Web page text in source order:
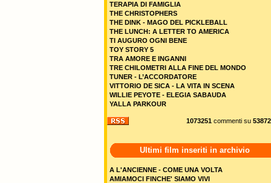
TERAPIA DI FAMIGLIA
THE CHRISTOPHERS
THE DINK - MAGO DEL PICKLEBALL
THE LUNCH: A LETTER TO AMERICA
TI AUGURO OGNI BENE
TOY STORY 5
TRA AMORE E INGANNI
TRE CHILOMETRI ALLA FINE DEL MONDO
TUNER - L’ACCORDATORE
VITTORIO DE SICA - LA VITA IN SCENA
WILLIE PEYOTE - ELEGIA SABAUDA
YALLA PARKOUR
1073251 commenti su 53872
Ultimi film inseriti in archivio
A L'ANCIENNE - COME UNA VOLTA
AMIAMOCI FINCHE' SIAMO VIVI